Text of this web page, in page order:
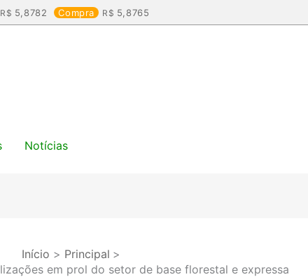
5,8782 Compra 5,8765
Notícias
Início
Principal
em prol do setor de base florestal e expressa